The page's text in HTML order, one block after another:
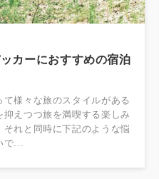
カーにおすすめの宿泊
様々な旅のスタイルがある
えつつ旅を満喫する楽しみ
れと同時に下記のような悩
で...